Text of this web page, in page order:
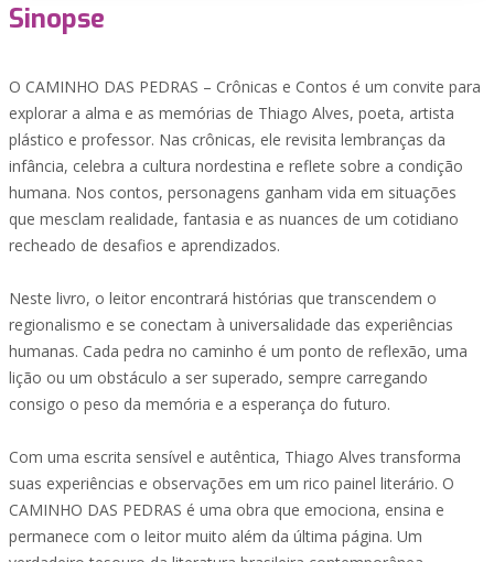
Sinopse
O CAMINHO DAS PEDRAS – Crônicas e Contos é um convite para
explorar a alma e as memórias de Thiago Alves, poeta, artista
plástico e professor. Nas crônicas, ele revisita lembranças da
infância, celebra a cultura nordestina e reflete sobre a condição
humana. Nos contos, personagens ganham vida em situações
que mesclam realidade, fantasia e as nuances de um cotidiano
recheado de desafios e aprendizados.
Neste livro, o leitor encontrará histórias que transcendem o
regionalismo e se conectam à universalidade das experiências
humanas. Cada pedra no caminho é um ponto de reflexão, uma
lição ou um obstáculo a ser superado, sempre carregando
consigo o peso da memória e a esperança do futuro.
Com uma escrita sensível e autêntica, Thiago Alves transforma
suas experiências e observações em um rico painel literário. O
CAMINHO DAS PEDRAS é uma obra que emociona, ensina e
permanece com o leitor muito além da última página. Um